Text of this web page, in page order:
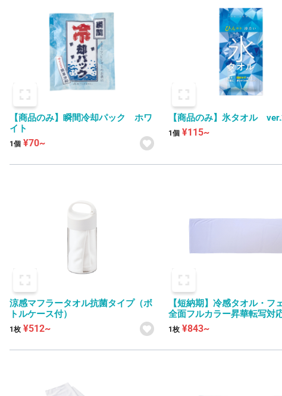
【商品のみ】瞬間冷却パック ホワ
イト
1個 ¥70~
【商品のみ】氷タオル
1個 ¥115~
涼感マフラータオル抗菌タイプ（ボ
トルケース付）
1枚 ¥512~
【短納期】冷感タオル・フ
全面フルカラー昇華転写対
1枚 ¥843~